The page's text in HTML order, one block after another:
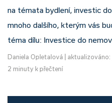
na témata bydlení, investic
mnoho dalšího, kterým vás
téma dílu: Investice do
Daniela Opletalová
2 minuty k přečtení